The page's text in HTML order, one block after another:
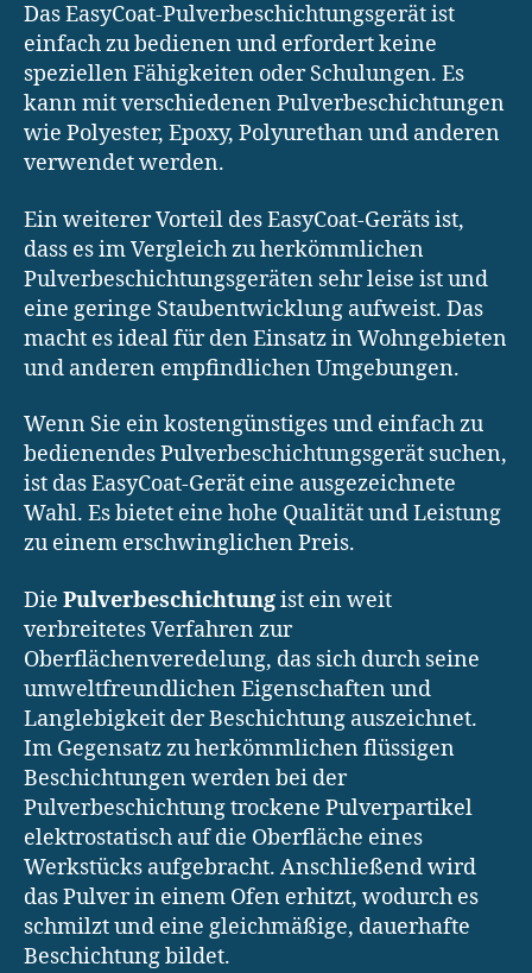
Das EasyCoat-Pulverbeschichtungsgerät ist
einfach zu bedienen und erfordert keine
speziellen Fähigkeiten oder Schulungen. Es
kann mit verschiedenen Pulverbeschichtungen
wie Polyester, Epoxy, Polyurethan und anderen
verwendet werden.
Ein weiterer Vorteil des EasyCoat-Geräts ist,
dass es im Vergleich zu herkömmlichen
Pulverbeschichtungsgeräten sehr leise ist und
eine geringe Staubentwicklung aufweist. Das
macht es ideal für den Einsatz in Wohngebieten
und anderen empfindlichen Umgebungen.
Wenn Sie ein kostengünstiges und einfach zu
bedienendes Pulverbeschichtungsgerät suchen,
ist das EasyCoat-Gerät eine ausgezeichnete
Wahl. Es bietet eine hohe Qualität und Leistung
zu einem erschwinglichen Preis.
Die Pulverbeschichtungist ein weit
verbreitetes Verfahren zur
Oberflächenveredelung, das sich durch seine
umweltfreundlichen Eigenschaften und
Langlebigkeit der Beschichtung auszeichnet.
Im Gegensatz zu herkömmlichen flüssigen
Beschichtungen werden bei der
Pulverbeschichtung trockene Pulverpartikel
elektrostatisch auf die Oberfläche eines
Werkstücks aufgebracht. Anschließend wird
das Pulver in einem Ofen erhitzt, wodurch es
schmilzt und eine gleichmäßige, dauerhafte
Beschichtung bildet.